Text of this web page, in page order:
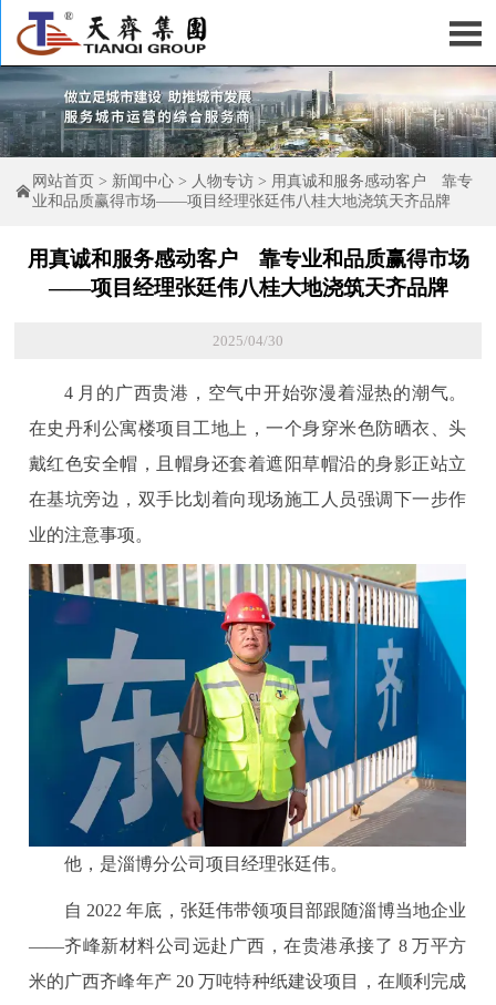


网站首页 > 新闻中心 > 人物专访 > 用真诚和服务感动客户 靠专
业和品质赢得市场——项目经理张廷伟八桂大地浇筑天齐品牌
用真诚和服务感动客户 靠专业和品质赢得市场
——项目经理张廷伟八桂大地浇筑天齐品牌
2025/04/30
4 月的广西贵港，空气中开始弥漫着湿热的潮气。
在史丹利公寓楼项目工地上，一个身穿米色防晒衣、头
戴红色安全帽，且帽身还套着遮阳草帽沿的身影正站立
在基坑旁边，双手比划着向现场施工人员强调下一步作
业的注意事项。
他，是淄博分公司项目经理张廷伟。
自 2022 年底，张廷伟带领项目部跟随淄博当地企业
——齐峰新材料公司远赴广西，在贵港承接了 8 万平方
米的广西齐峰年产 20 万吨特种纸建设项目，在顺利完成